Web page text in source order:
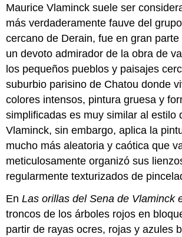
Maurice Vlaminck suele ser
más verdaderamente fauve del
cercano de Derain, fue en gran
un devoto admirador de la obra de
los pequeños pueblos y paisajes
suburbio parisino de Chatou donde
colores intensos, pintura gruesa y
simplificadas es muy similar al estilo
Vlaminck, sin embargo, aplica la
mucho más aleatoria y caótica que
meticulosamente organizó sus
regularmente texturizados de
EnLas orillas del Sena de Vlaminck
troncos de los árboles rojos en
partir de rayas ocres, rojas y azules